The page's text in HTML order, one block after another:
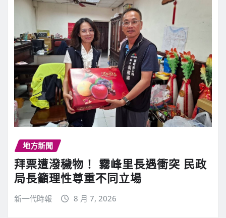
地方新聞
拜票遭潑穢物！ 霧峰里長遇衝突 民政
局長籲理性尊重不同立場
新一代時報 8 月 7, 2026